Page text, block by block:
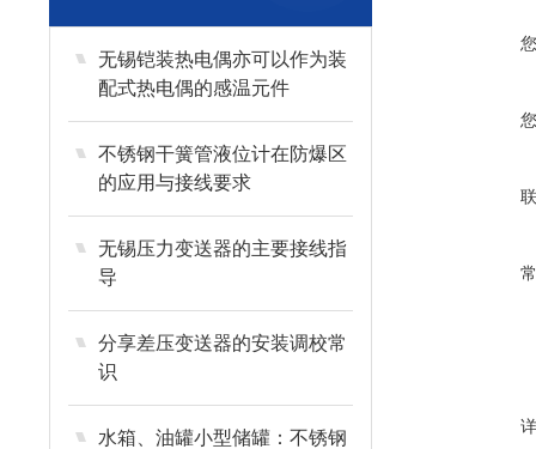
无锡铠装热电偶亦可以作为装
配式热电偶的感温元件
不锈钢干簧管液位计在防爆区
的应用与接线要求
无锡压力变送器的主要接线指
导
分享差压变送器的安装调校常
识
水箱、油罐小型储罐：不锈钢